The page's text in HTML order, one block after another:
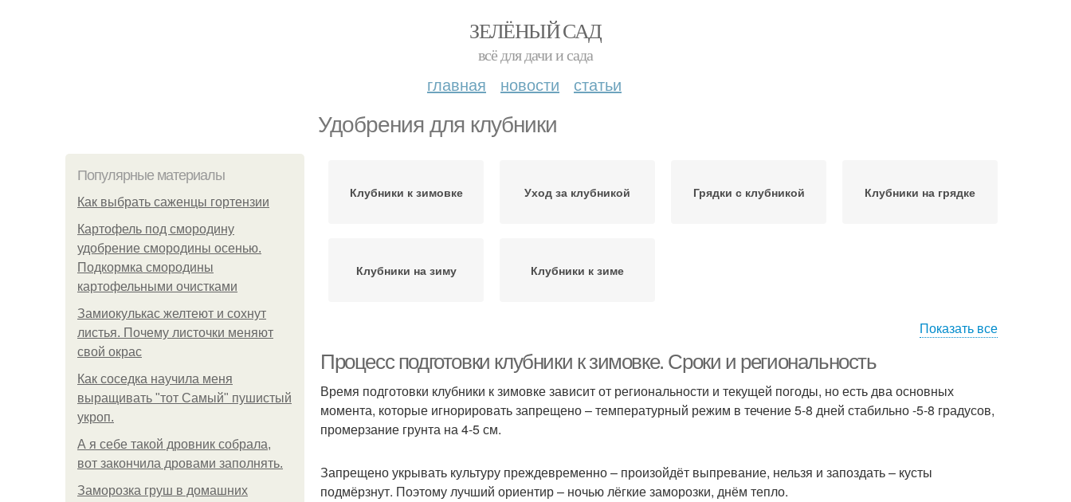
ЗЕЛЁНЫЙ САД
всё для дачи и сада
главная новости статьи
Удобрения для клубники
Популярные материалы
Как выбрать саженцы гортензии
Картофель под смородину
удобрение смородины осенью.
Подкормка смородины
картофельными очистками
Замиокулькас желтеют и сохнут
листья. Почему листочки меняют
свой окрас
Как соседка научила меня
выращивать "тот Самый" пушистый
укроп.
А я себе такой дровник собрала,
вот закончила дровами заполнять.
Заморозка груш в домашних
Клубники к зимовке Уход за клубникой Грядки с клубникой Клубники на грядке
Клубники на зиму Клубники к зиме
Показать все
Процесс подготовки клубники к зимовке. Сроки и региональность
Время подготовки клубники к зимовке зависит от региональности и текущей погоды, но есть два основных
момента, которые игнорировать запрещено – температурный режим в течение 5-8 дней стабильно -5-8 градусов,
промерзание грунта на 4-5 см.
Запрещено укрывать культуру преждевременно – произойдёт выпревание, нельзя и запоздать – кусты
подмёрзнут. Поэтому лучший ориентир – ночью лёгкие заморозки, днём тепло.